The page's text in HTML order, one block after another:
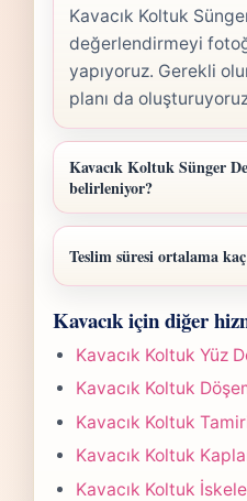
Kavacık Koltuk
değerlendirmeyi
yapıyoruz. Gerekli
planı da
Kavacık Koltuk Sünger
belirleniyor?
Kavacık Koltuk
malzeme sınıfı,
planına göre
gönderdiğinizde
paylaşırız.
Teslim süresi ortalama
süre yapılan işlemin
değişir. Çoğu
çalışır, olası
Kavacık için diğer
Kavacık Koltuk Yüz
Kavacık Koltuk
Kavacık Koltuk
Kavacık Koltuk
Kavacık Koltuk